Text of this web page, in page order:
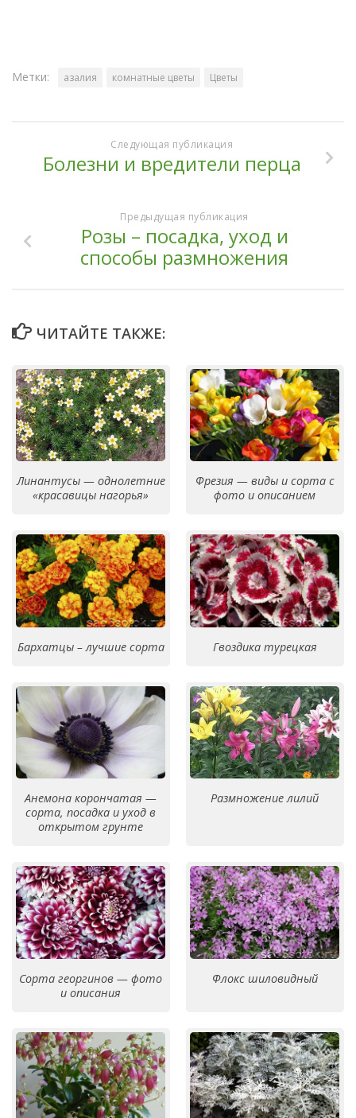
Метки: азалия комнатные цветы Цветы
Следующая публикация
Болезни и вредители перца
Предыдущая публикация
Розы – посадка, уход и
способы размножения
ЧИТАЙТЕ ТАКЖЕ:
Линантусы — однолетние
«красавицы нагорья»
Фрезия — виды и сорта с
фото и описанием
Бархатцы – лучшие сорта Гвоздика турецкая
Анемона корончатая —
сорта, посадка и уход в
открытом грунте
Размножение лилий
Сорта георгинов — фото
и описания
Флокс шиловидный